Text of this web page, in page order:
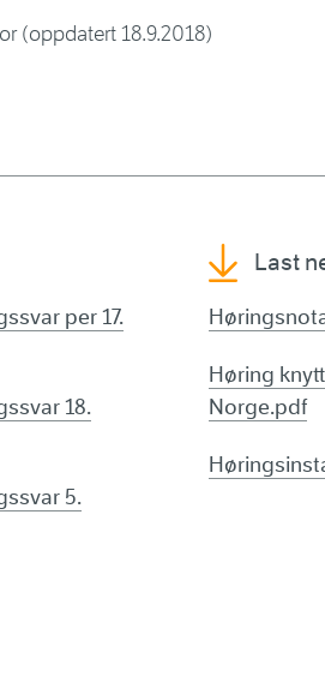
(oppdatert 18.9.2018)
per 17.
18.
5.
Last
Høring
Norge.pdf